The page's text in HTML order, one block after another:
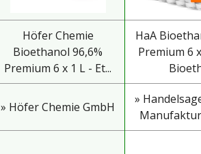
Höfer Chemie
Bioethanol 96,6%
Premium 6 x 1 L - Et...
HaA
Premium 6
» Höfer Chemie GmbH
»